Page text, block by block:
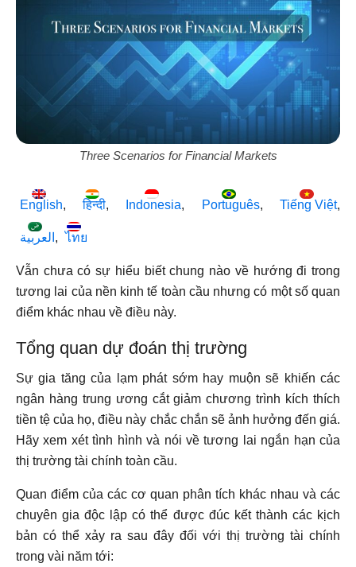
Three Scenarios for Financial Markets
English हिन्दी Indonesia Português Tiếng Việt
العربية ไทย
Vẫn chưa có sự hiểu biết chung nào về hướng đi trong
tương lai của nền kinh tế toàn cầu nhưng có một số quan
điểm khác nhau về điều này.
Tổng quan dự đoán thị trường
Sự gia tăng của lạm phát sớm hay muộn sẽ khiến các
ngân hàng trung ương cắt giảm chương trình kích thích
tiền tệ của họ, điều này chắc chắn sẽ ảnh hưởng đến giá.
Hãy xem xét tình hình và nói về tương lai ngắn hạn của
thị trường tài chính toàn cầu.
Quan điểm của các cơ quan phân tích khác nhau và các
chuyên gia độc lập có thể được đúc kết thành các kịch
bản có thể xảy ra sau đây đối với thị trường tài chính
trong vài năm tới: